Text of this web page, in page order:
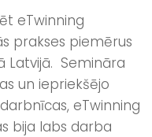
eTwinning
prakses piemērus
Latvijā. Semināra
un iepriekšējo
eTwinning
bija labs darba